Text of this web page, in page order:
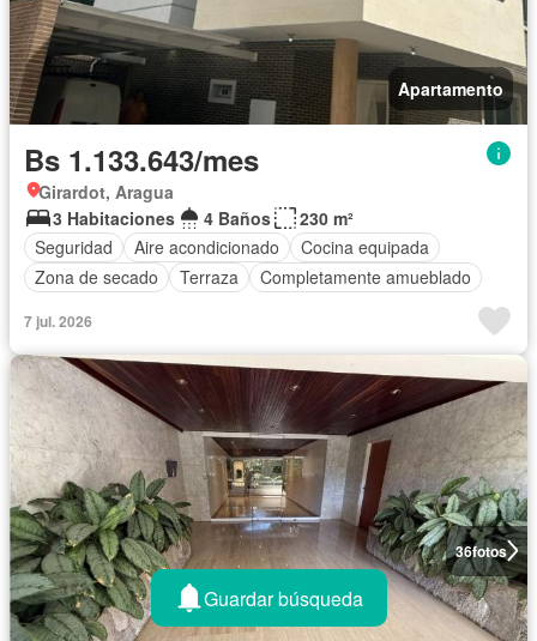
Apartamento
Bs 1.133.643/mes
Girardot, Aragua
3 Habitaciones
4 Baños
230 m²
Seguridad
Aire acondicionado
Cocina equipada
Zona de secado
Terraza Completamente amueblado
7 jul. 2026
36fotos
Guardar búsqueda